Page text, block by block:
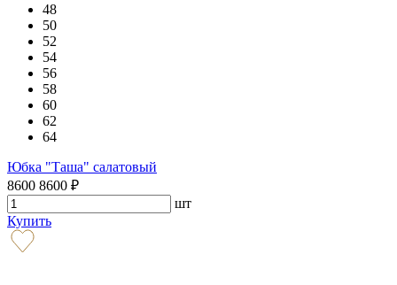
48
50
52
54
56
58
60
62
64
Юбка "Таша" салатовый
8600 8600 ₽
шт
Купить